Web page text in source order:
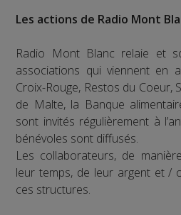
Les actions de Radio Mont
Radio Mont Blanc relaie et
associations qui viennent en
Croix-Rouge, Restos du Coeur,
de Malte, la Banque
sont invités régulièrement à
bénévoles sont diffusés.
Les collaborateurs, de
leur temps, de leur argent et /
ces structures.